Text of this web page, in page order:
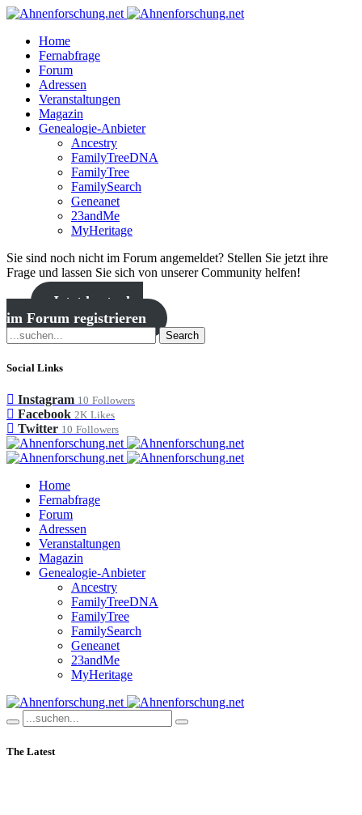
Home
Fernabfrage
Forum
Adressen
Veranstaltungen
Magazin
Genealogie-Anbieter
Ancestry
FamilyTreeDNA
FamilyTree
FamilySearch
Geneanet
23andMe
MyHeritage
Sie sind noch nicht im Forum angemeldet? Stellen Sie jetzt ihre
Frage und lassen Sie sich von unserer Community helfen!
Jetzt kostenlos
im Forum registrieren
Search
Social Links
Instagram 10 Followers
Facebook 2K Likes
Twitter 10 Followers
Home
Fernabfrage
Forum
Adressen
Veranstaltungen
Magazin
Genealogie-Anbieter
Ancestry
FamilyTreeDNA
FamilyTree
FamilySearch
Geneanet
23andMe
MyHeritage
The Latest